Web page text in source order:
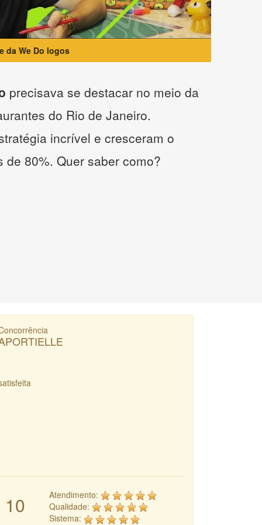
da We Do logos
precisava se destacar no meio da
do Rio de Janeiro.
incrível e cresceram o
de 80%. Quer saber como?
10
Atendimento:
Qualidade:
Sistema: